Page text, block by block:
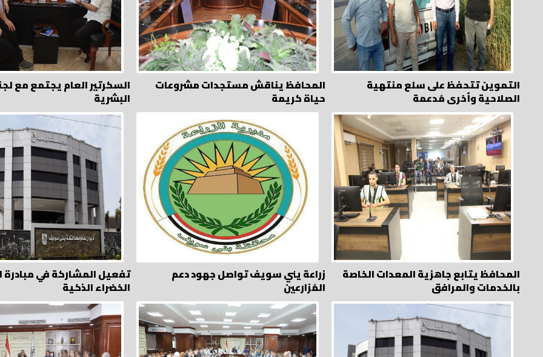
التموين تتحفظ على سلع منتهية
الصلاحية وأخرى مُدعمة
المحافظ يناقش مستجدات مشروعات
حياة كريمة
السكرتير العام يجتمع مع
البشرية
المحافظ يتابع جاهزية المعدات الخاصة
بالخدمات والمرافق
زراعة يني سويف تواصل جهود دعم
المُزارعين
تفعيل المشاركة في
الخضراء الذكية